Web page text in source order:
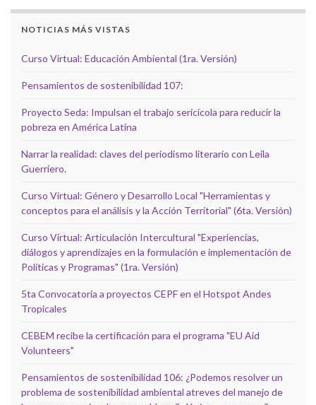
NOTICIAS MÁS VISTAS
Curso Virtual: Educación Ambiental (1ra. Versión)
Pensamientos de sostenibilidad 107:
Proyecto Seda: Impulsan el trabajo sericícola para reducir la
pobreza en América Latina
Narrar la realidad: claves del periodismo literario con Leila
Guerriero.
Curso Virtual: Género y Desarrollo Local "Herramientas y
conceptos para el análisis y la Acción Territorial" (6ta. Versión)
Curso Virtual: Articulación Intercultural "Experiencias,
diálogos y aprendizajes en la formulación e implementación de
Políticas y Programas" (1ra. Versión)
5ta Convocatoria a proyectos CEPF en el Hotspot Andes
Tropicales
CEBEM recibe la certificación para el programa "EU Aid
Volunteers"
Pensamientos de sostenibilidad 106: ¿Podemos resolver un
problema de sostenibilidad ambiental atreves del manejo de